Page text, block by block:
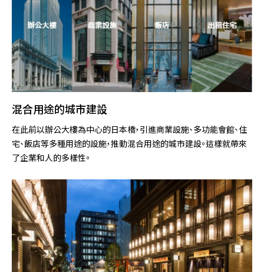
混合用途的城市建設
在此前以辦公大樓為中心的日本橋，引進商業設施、多功能會館、住
宅、飯店等多種用途的設施，推動混合用途的城市建設。這樣就帶來
了企業和人的多樣性。